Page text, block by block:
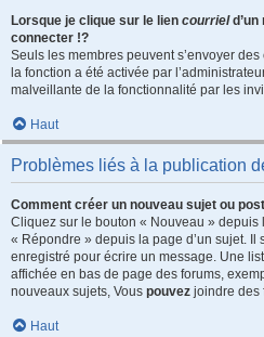
Lorsque je clique sur le lien courrield’un
connecter !?
Seuls les membres peuvent s’envoyer
la fonction a été activée par
malveillante de la fonctionnalité par les
Haut
Problèmes liés à la publication
Comment créer un nouveau sujet ou
Cliquez sur le bouton « Nouveau » depuis
« Répondre » depuis la page d’un sujet. Il
enregistré pour écrire un message. Une
affichée en bas de page des forums,
nouveaux sujets, Vous pouvez joindre des
Haut